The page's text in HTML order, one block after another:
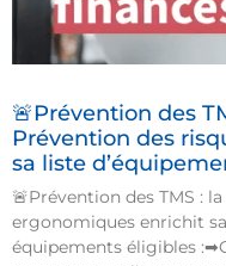
🚨Prévention des
Prévention des
sa liste
🚨Prévention des TMS :
ergonomiques enrichit
équipements éligibles